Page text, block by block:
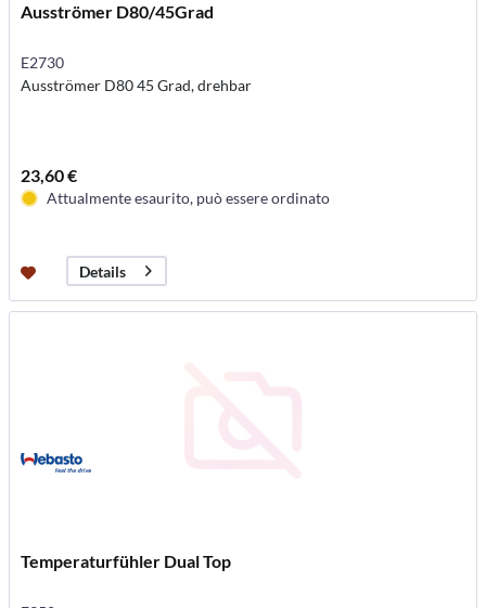
Ausströmer D80/45Grad
E2730
Ausströmer D80 45 Grad, drehbar
23,60 €
Attualmente esaurito, può essere ordinato
Details
Temperaturfühler Dual Top